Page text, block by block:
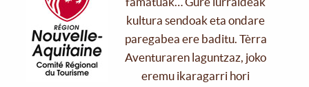
kultura sendoak eta ondare
paregabea ere baditu. Tèrra
Aventuraren laguntzaz, joko
eremu ikaragarri hori